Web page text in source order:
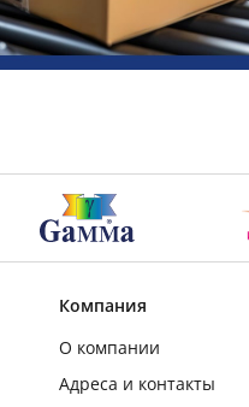
Компания
О компании
Адреса и контакты